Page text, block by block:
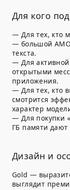
Для кого
— Для тех, кто
— большой
текста.
— Для
открытыми
приложения.
— Для тех, кто
смотрится
характер
— Для покупки
ГБ памяти
Дизайн и
Gold —
выглядит